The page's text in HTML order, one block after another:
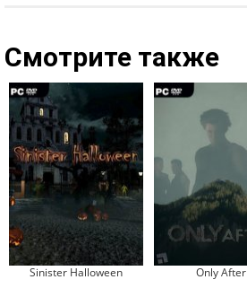
Смотрите также
Sinister Halloween Only After